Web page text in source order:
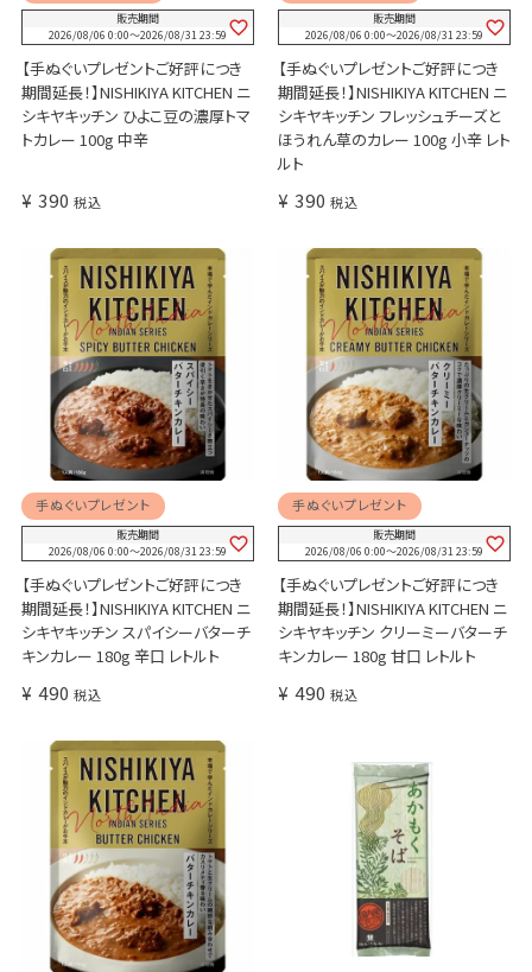
販売期間
2026/08/06 0:00〜2026/08/31 23:59
【手ぬぐいプレゼントご好評につき
期間延長！】NISHIKIYA KITCHEN ニ
シキヤキッチン ひよこ豆の濃厚トマ
トカレー 100g 中辛
¥ 390 税込
販売期間
2026/08/06 0:00〜2026/08/31 23:59
【手ぬぐいプレゼントご好評につき
期間延長！】NISHIKIYA KITCHEN ニ
シキヤキッチン フレッシュチーズと
ほうれん草のカレー 100g 小辛 レト
ルト
¥ 390 税込
手ぬぐいプレゼント
販売期間
2026/08/06 0:00〜2026/08/31 23:59
【手ぬぐいプレゼントご好評につき
期間延長！】NISHIKIYA KITCHEN ニ
シキヤキッチン スパイシーバターチ
キンカレー 180g 辛口 レトルト
¥ 490 税込
手ぬぐいプレゼント
販売期間
2026/08/06 0:00〜2026/08/31 23:59
【手ぬぐいプレゼントご好評につき
期間延長！】NISHIKIYA KITCHEN ニ
シキヤキッチン クリーミーバターチ
キンカレー 180g 甘口 レトルト
¥ 490 税込